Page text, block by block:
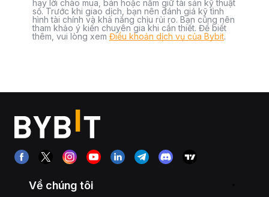
hay lời chào mua, bán hoặc nắm giữ tài sản kỹ thuật
số. Trước khi giao dịch, bạn nên đánh giá kỹ tình
hình tài chính và khả năng chịu rủi ro. Bạn cũng nên
tham khảo ý kiến chuyên gia khi cần thiết. Để biết
thêm, vui lòng xem Điều khoản dịch vụ của Bybit.
Về chúng tôi